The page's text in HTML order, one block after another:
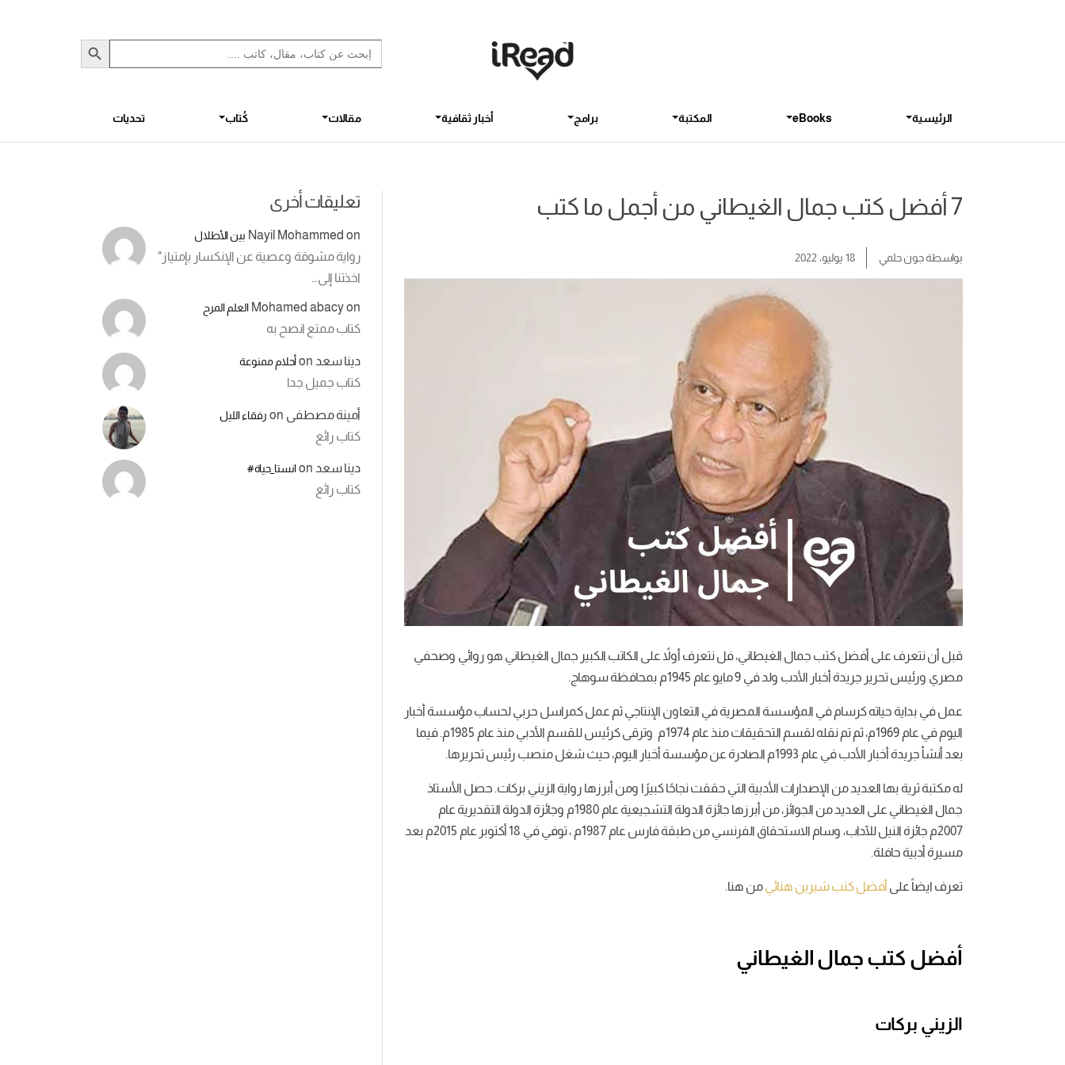
Search
for:
Search Button
الرئيسية eBooks المكتبة برامج أخبار ثقافية مقالات كُتاب تحديات
7 أفضل كتب جمال الغيطاني من أجمل ما كتب
بواسطةجون حلمي 18 يوليو، 2022
قبل أن نتعرف على أفضل كتب جمال الغيطاني، فل نتعرف أولاً على الكاتب الكبير جمال الغيطاني هو روائي وصحفي
مصري ورئيس تحرير جريدة أخبار الأدب ولد في 9 مايو عام 1945م بمحافظة سوهاج.
عمل في بداية حياته كرسام في المؤسسة المصرية في التعاون الإنتاجي ثم عمل كمراسل حربي لحساب مؤسسة أخبار
اليوم في عام 1969م، ثم تم نقله لقسم التحقيقات منذ عام 1974م وترقى كرئيس للقسم الأدبي منذ عام 1985م. فيما
بعد أنشأ جريدة أخبار الأدب في عام 1993م الصادرة عن مؤسسة أخبار اليوم، حيث شغل منصب رئيس تحريرها.
له مكتبة ثرية بها العديد من الإصدارات الأدبية التي حققت نجاحًا كبيرًا ومن أبرزها رواية الزيني بركات. حصل الأستاذ
جمال الغيطاني على العديد من الجوائز، من أبرزها جائزة الدولة التشجيعية عام 1980م وجائزة الدولة التقديرية عام
2007م جائزة النيل للآداب، وسام الاستحقاق الفرنسي من طبقة فارس عام 1987م ، توفي في 18 أكتوبر عام 2015م بعد
مسيرة أدبية حافلة.
تعرف ايضاً على أفضل كتب شيرين هنائيمن هنا.
أفضل كتب جمال الغيطاني
الزيني بركات
تعليقات أخرى
Nayil Mohammed on بين الأطلال
رواية مشوقة وعصية عن الإنكسار بإمتياز"
اخذتنا إلى…
Mohamed abacyon العلم المرح
كتاب ممتع انصح به
دينا سعد onأحلام ممنوعة
كتاب جميل جدا
أمينة مصطفى on رفقاء الليل
كتاب رائع
دينا سعد onانستا_حياة#
كتاب رائع